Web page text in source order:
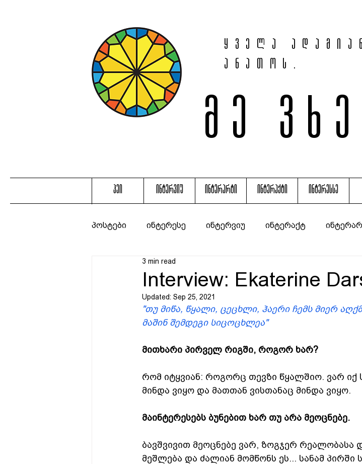
ყველა
ანათოს.
მე
ჰეი ინტერვიუ ინტერარტი ინტერაქტი ინტერესსე
პოსტები ინტერესე ინტერვიუ ინტერაქტ
Interview: Ekaterine
3 min read
Updated: Sep 25, 2021
"თუ მიწა, წყალი, ცეცხლი, ჰაერი ჩემს მიერ
მაშინ შემდეგი სიცოცხლეა"
მითხარი პირველ რიგში, როგორ ხარ?
რომ იტყვიან: როგორც თევზი წყალშიო. ვარ იქ
მინდა ვიყო და მათთან ვისთანაც მინდა ვიყო.
მაინტერესებს ბუნებით ხარ თუ არა მეოცნებე.
ბავშვივით მეოცნებე ვარ, ზოგჯერ რეალობასა
მეშლება და ძალიან მომწონს ეს... სანამ პირში